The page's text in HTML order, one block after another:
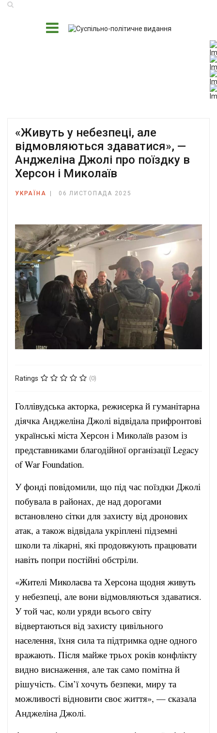
«Живуть у небезпеці, але
відмовляються здаватися», —
Анджеліна Джолі про поїздку в
Херсон і Миколаїв
УКРАЇНА 06 ЛИСТОПАДА 2025
Ratings (0)
Голлівудська акторка, режисерка й гуманітарна
діячка Анджеліна Джолі відвідала прифронтові
українські міста Херсон і Миколаїв разом із
представниками благодійної організації Legacy
of War Foundation.
У фонді повідомили, що під час поїздки Джолі
побувала в районах, де над дорогами
встановлено сітки для захисту від дронових
атак, а також відвідала укріплені підземні
школи та лікарні, які продовжують працювати
навіть попри постійні обстріли.
«Жителі Миколаєва та Херсона щодня живуть
у небезпеці, але вони відмовляються здаватися.
У той час, коли уряди всього світу
відвертаються від захисту цивільного
населення, їхня сила та підтримка одне одного
вражають. Після майже трьох років конфлікту
видно виснаження, але так само помітна й
рішучість. Сім’ї хочуть безпеки, миру та
можливості відновити своє життя», — сказала
Анджеліна Джолі.